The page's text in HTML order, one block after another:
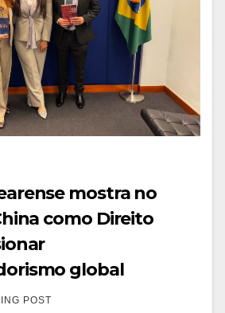
mostra no
como Direito
global
POST